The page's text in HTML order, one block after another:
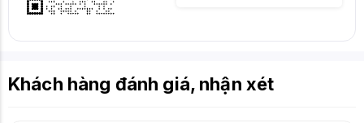
Khách hàng đánh giá, nhận xét